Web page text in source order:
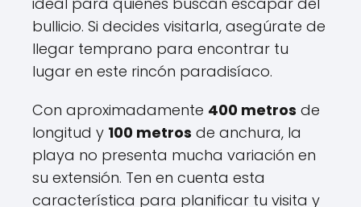
bullicio. Si decides visitarla, asegúrate de
llegar temprano para encontrar tu
lugar en este rincón paradisíaco.
Con aproximadamente 400 metros de
longitud y 100 metros de anchura, la
playa no presenta mucha variación en
su extensión. Ten en cuenta esta
característica para planificar tu visita y